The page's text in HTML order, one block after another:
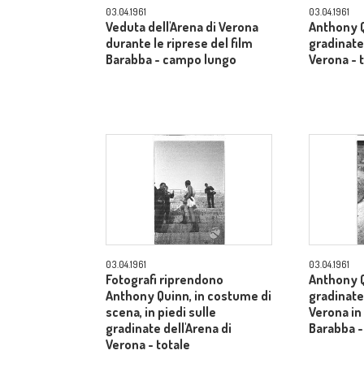
03.04.1961
Veduta dell'Arena di Verona
durante le riprese del film
Barabba - campo lungo
03.04.1961
Anthony
Verona -
03.04.1961
Fotografi riprendono
Anthony Quinn, in costume di
scena, in piedi sulle
gradinate dell'Arena di
Verona - totale
03.04.1961
Anthony
Verona
Barabba